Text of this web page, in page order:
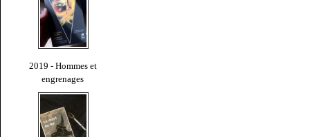
2019 - Hommes et
engrenages